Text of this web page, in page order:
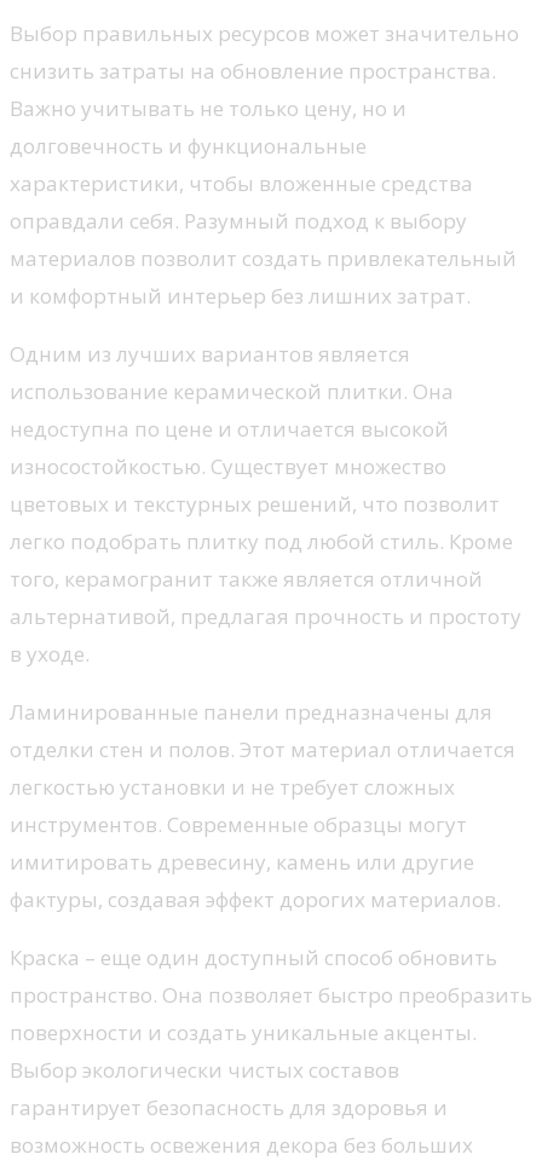
Выбор правильных ресурсов может значительно
снизить затраты на обновление пространства.
Важно учитывать не только цену, но и
долговечность и функциональные
характеристики, чтобы вложенные средства
оправдали себя. Разумный подход к выбору
материалов позволит создать привлекательный
и комфортный интерьер без лишних затрат.
Одним из лучших вариантов является
использование керамической плитки. Она
недоступна по цене и отличается высокой
износостойкостью. Существует множество
цветовых и текстурных решений, что позволит
легко подобрать плитку под любой стиль. Кроме
того, керамогранит также является отличной
альтернативой, предлагая прочность и простоту
в уходе.
Ламинированные панели предназначены для
отделки стен и полов. Этот материал отличается
легкостью установки и не требует сложных
инструментов. Современные образцы могут
имитировать древесину, камень или другие
фактуры, создавая эффект дорогих материалов.
Краска – еще один доступный способ обновить
пространство. Она позволяет быстро преобразить
поверхности и создать уникальные акценты.
Выбор экологически чистых составов
гарантирует безопасность для здоровья и
возможность освежения декора без больших